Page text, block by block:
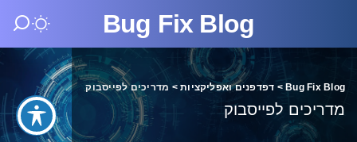
Bug Fix Blog
Bug Fix Blog
> דפדפנים ואפליקציות> מדריכים לפייסבוק
מדריכים לפייסבוק